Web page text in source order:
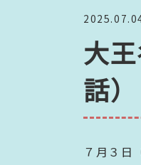
大
話）
７月３日